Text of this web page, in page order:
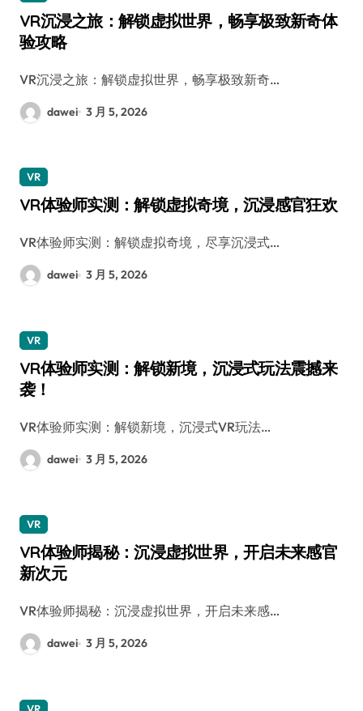
VR沉浸之旅：解锁虚拟世界，畅享极致新奇体
验攻略
VR沉浸之旅：解锁虚拟世界，畅享极致新奇…
dawei 3 月 5, 2026
VR
VR体验师实测：解锁虚拟奇境，沉浸感官狂欢
VR体验师实测：解锁虚拟奇境，尽享沉浸式…
dawei 3 月 5, 2026
VR
VR体验师实测：解锁新境，沉浸式玩法震撼来
袭！
VR体验师实测：解锁新境，沉浸式VR玩法…
dawei 3 月 5, 2026
VR
VR体验师揭秘：沉浸虚拟世界，开启未来感官
新次元
VR体验师揭秘：沉浸虚拟世界，开启未来感…
dawei 3 月 5, 2026
VR